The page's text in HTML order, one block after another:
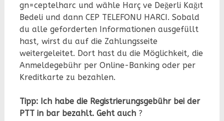
gn=ceptelharc und wähle Harç ve Değerli Kağıt
Bedeli und dann CEP TELEFONU HARCI. Sobald
du alle geforderten Informationen ausgefüllt
hast, wirst du auf die Zahlungsseite
weitergeleitet. Dort hast du die Möglichkeit, die
Anmeldegebühr per Online-Banking oder per
Kreditkarte zu bezahlen.
Tipp: Ich habe die Registrierungsgebühr bei der
PTT in bar bezahlt. Geht auch?